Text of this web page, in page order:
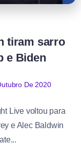
tiram sarro
e Biden
De 2020
Live voltou para
e Alec Baldwin